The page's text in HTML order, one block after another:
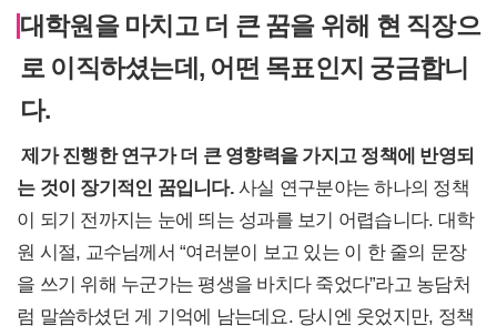
대학원을 마치고 더 큰 꿈을 위해 현 직장으
로 이직하셨는데, 어떤 목표인지 궁금합니
다.
제가 진행한 연구가 더 큰 영향력을 가지고 정책에 반영되
는 것이 장기적인 꿈입니다.사실 연구분야는 하나의 정책
이 되기 전까지는 눈에 띄는 성과를 보기 어렵습니다. 대학
원 시절, 교수님께서 “여러분이 보고 있는 이 한 줄의 문장
을 쓰기 위해 누군가는 평생을 바치다 죽었다”라고 농담처
럼 말씀하셨던 게 기억에 남는데요. 당시엔 웃었지만, 정책